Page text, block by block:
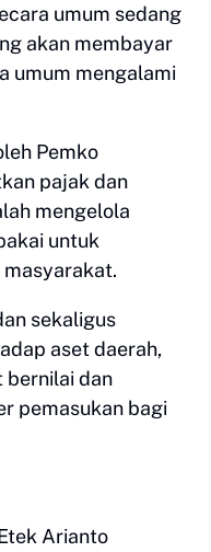
umum sedang
akan membayar
umum mengalami
Pemko
pajak dan
mengelola
untuk
sekaligus
aset daerah,
bernilai dan
pemasukan bagi
Arianto